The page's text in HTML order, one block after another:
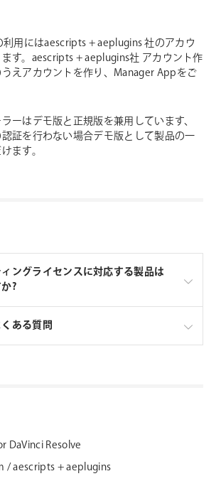
用にはaescripts + aeplugins 社のアカウ
す。aescripts + aeplugins社 アカウント作
えアカウントを作り、Manager Appをご
ーはデモ版と正規版を兼用しています、
証を行わない場合デモ版として製品の一
ます。
ングライセンスに対応する製品は
?
ーティングライセンスの取扱いがあり
aeplugins社 フローティングライセン
ある質問
DaVinci Resolve
/ aescripts + aeplugins